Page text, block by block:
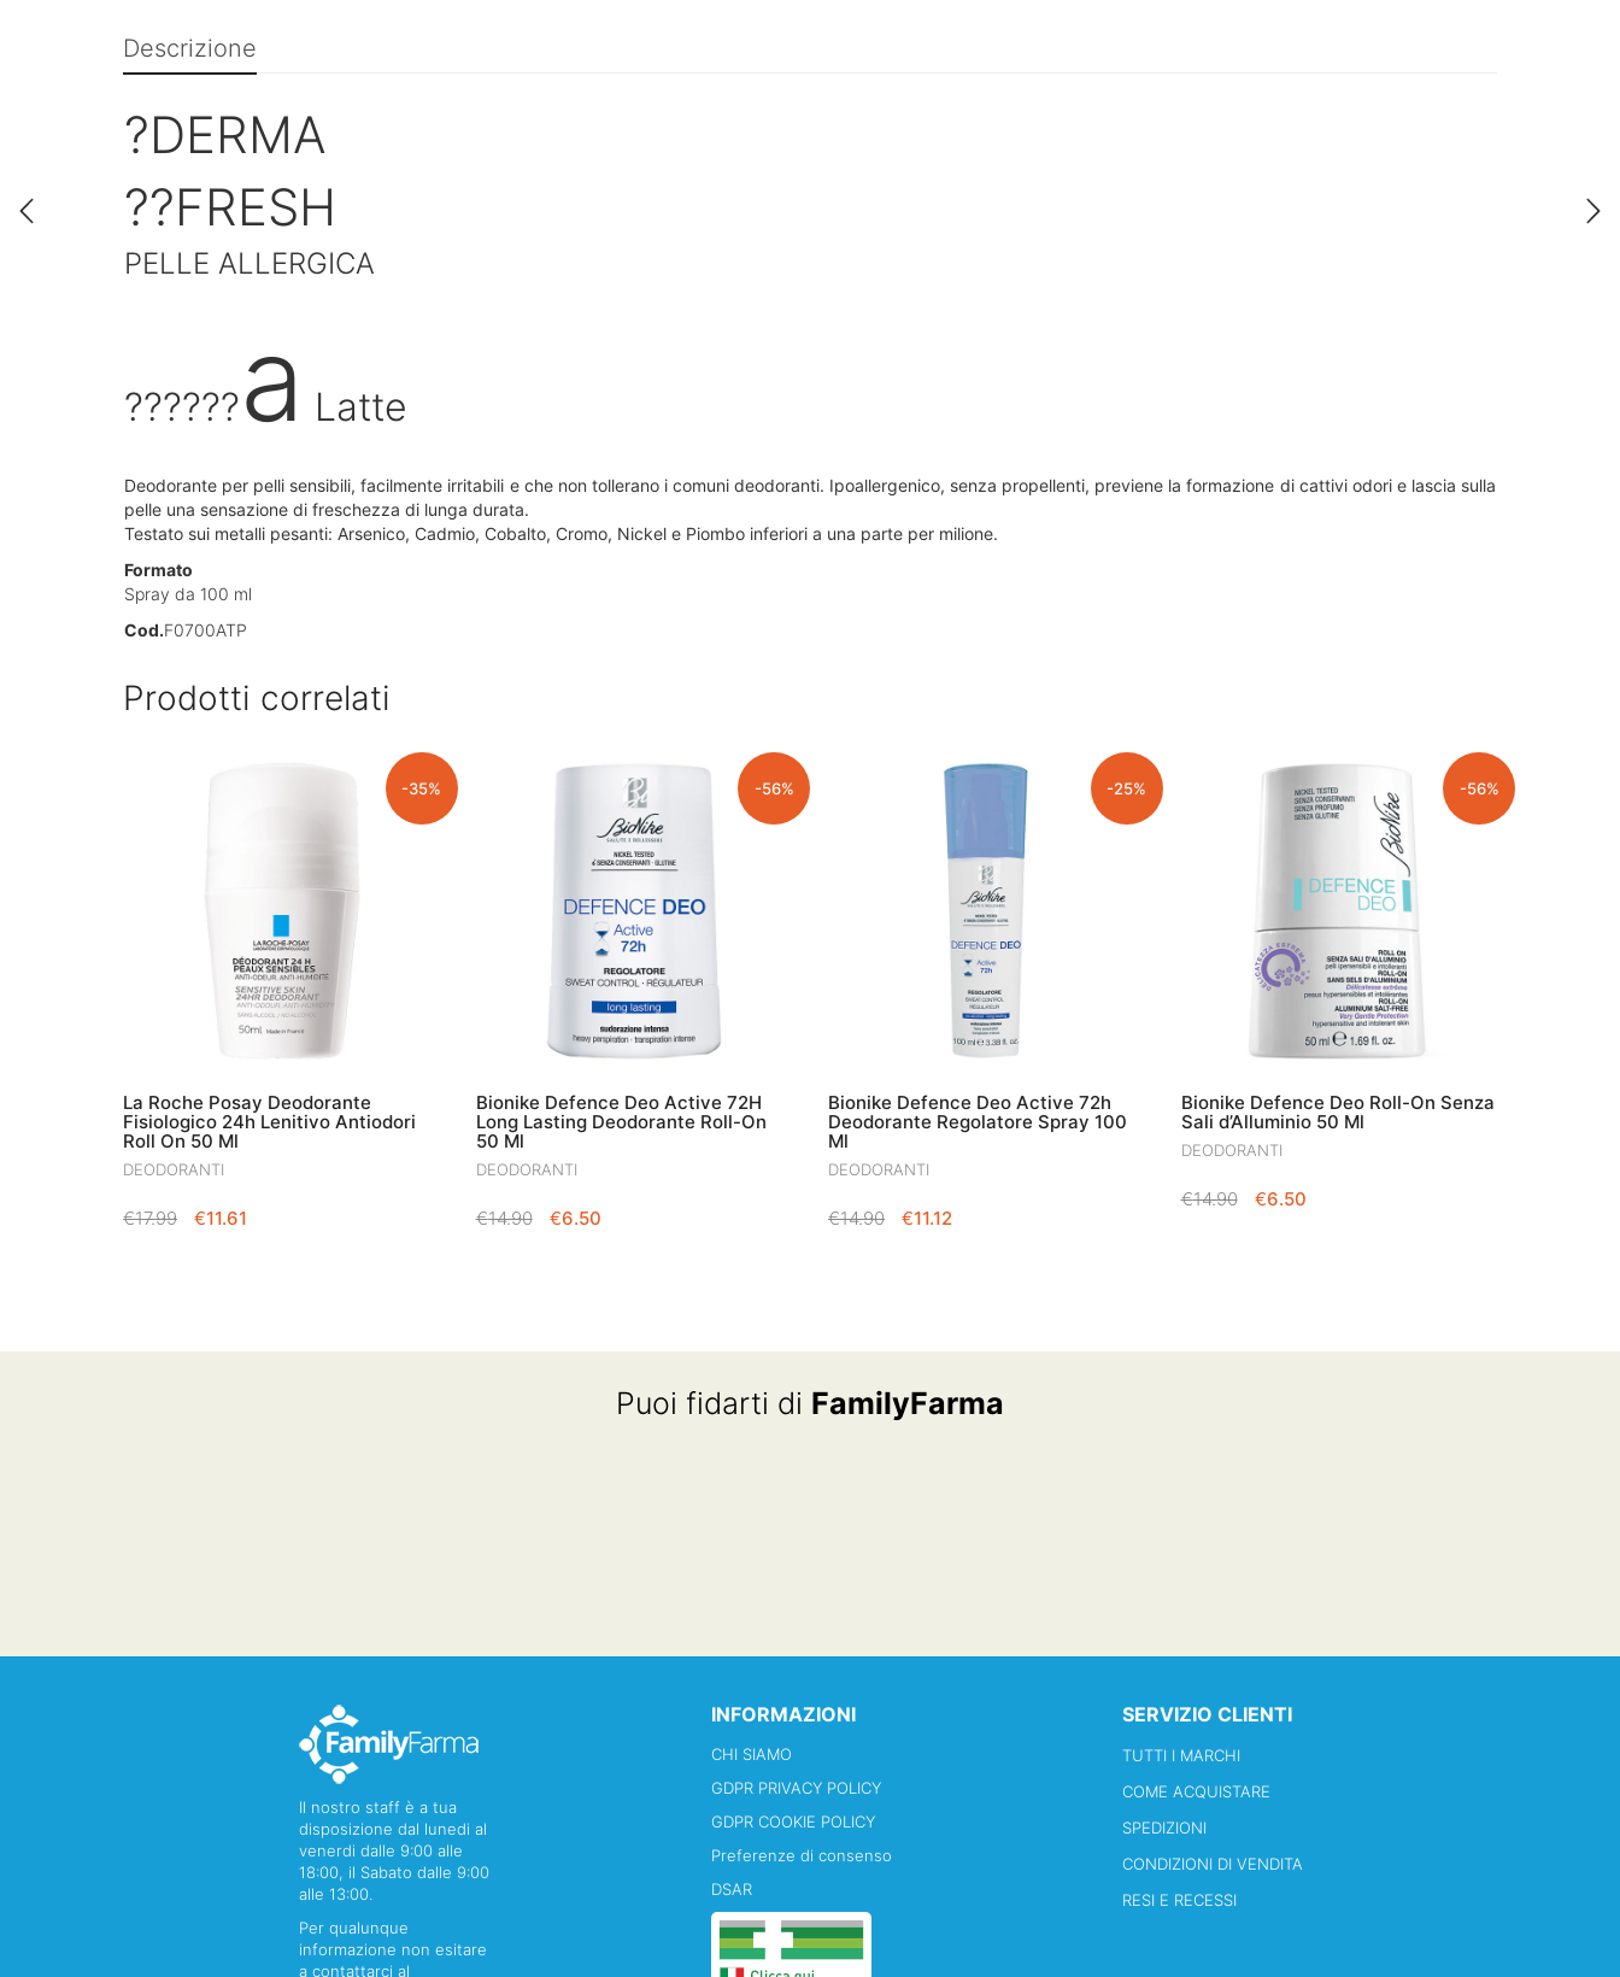
Descrizione
?DERMA
??FRESH
PELLE ALLERGICA
??????a Latte
Deodorante per pelli sensibili, facilmente irritabili e che non tollerano i comuni deodoranti. Ipoallergenico, senza propellenti, previene la formazione di cattivi odori e lascia sulla
pelle una sensazione di freschezza di lunga durata.
Testato sui metalli pesanti: Arsenico, Cadmio, Cobalto, Cromo, Nickel e Piombo inferiori a una parte per milione.
Formato
Spray da 100 ml
Cod.F0700ATP
Prodotti correlati
-35%
La Roche Posay Deodorante
Fisiologico 24h Lenitivo Antiodori
Roll On 50 Ml
DEODORANTI
€17.99
IL
€11.61
-56%
Bionike Defence Deo Active 72H
Long Lasting Deodorante Roll-On
50 Ml
DEODORANTI
€14.90
IL
€6.50IL
-25%
Bionike Defence Deo Active 72h
Deodorante Regolatore Spray 100
Ml
DEODORANTI
€14.90
IL
€11.12
-56%
Bionike Defence Deo Roll-On Senza
Sali d’Alluminio 50 Ml
DEODORANTI
€14.90
IL
€6.50IL
Puoi fidarti di FamilyFarma
Il nostro staff è a tua
disposizione dal lunedi al
venerdi dalle 9:00 alle
18:00, il Sabato dalle 9:00
alle 13:00.
Per qualunque
informazione non esitare
a contattarci al
INFORMAZIONI
CHI SIAMO
GDPR PRIVACY POLICY
GDPR COOKIE POLICY
Preferenze di consenso
DSAR
SERVIZIO CLIENTI
TUTTI I MARCHI
COME ACQUISTARE
SPEDIZIONI
CONDIZIONI DI VENDITA
RESI E RECESSI